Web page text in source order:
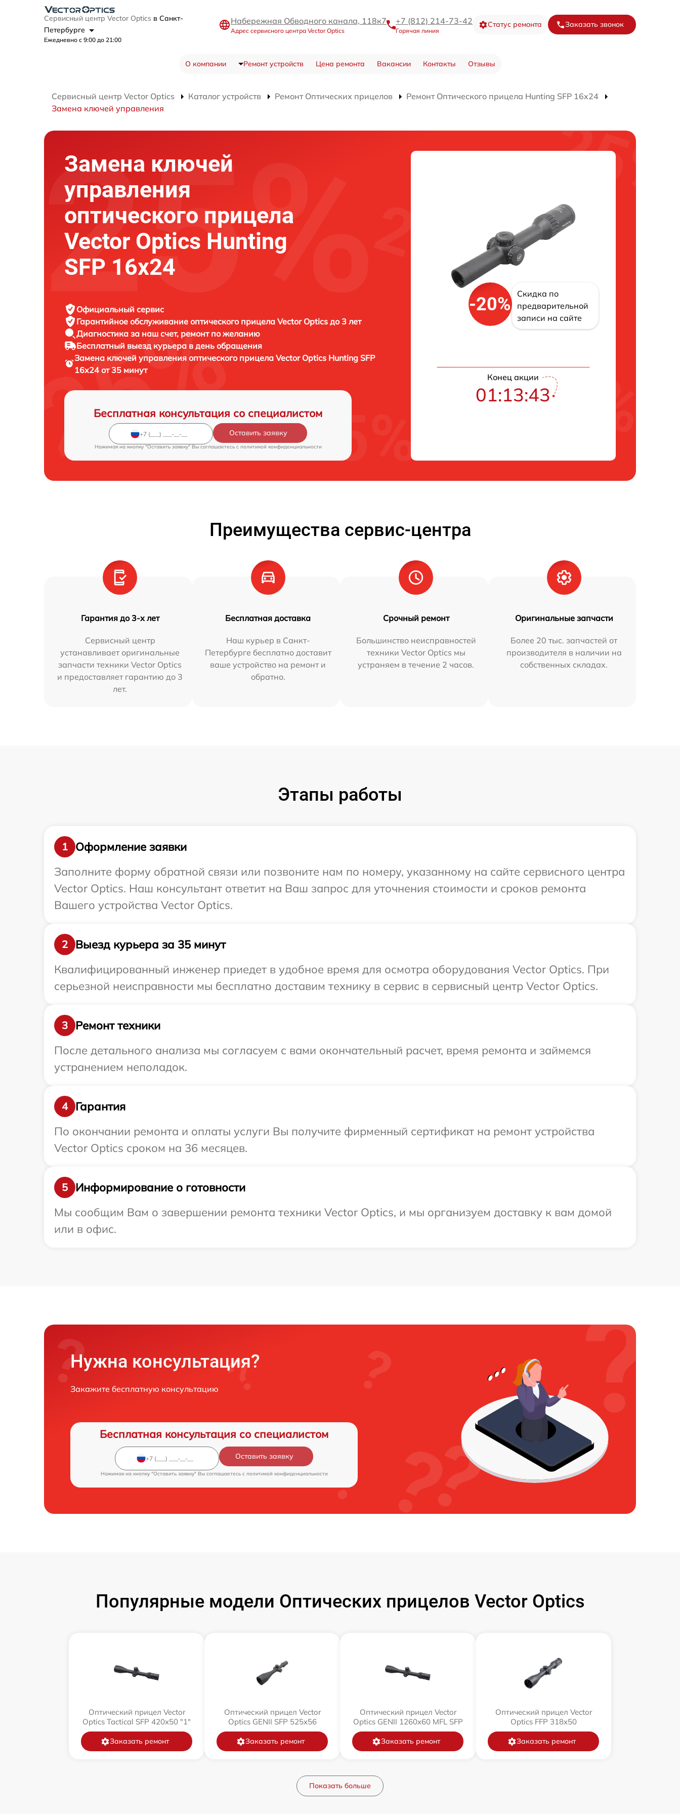
Сервисный центр Vector Optics в Санкт-
Петербурге
Ежедневно с 9:00 до 21:00
Набережная Обводного канала, 118к7
Адрес сервисного центра Vector Optics
+7 (812) 214-73-42
Горячая линия
Статус ремонта Заказать звонок
О компании Ремонт устройств Цена ремонта Вакансии Контакты Отзывы
Сервисный центр Vector Optics Каталог устройств Ремонт Оптических прицелов
Ремонт Оптического прицела Hunting SFP 16x24
Замена ключей управления
Замена ключей
управления
оптического прицела
Vector Optics Hunting
SFP 16x24
Официальный сервис
Гарантийное обслуживание оптического прицела Vector Optics до 3 лет
Диагностика за наш счет, ремонт по желанию
Бесплатный выезд курьера в день обращения
Замена ключей управления оптического прицелаVector Optics Hunting SFP
16x24 от 35 минут
Бесплатная консультация со специалистом
Оставить заявку
Нажимая на кнопку "Оставить заявку" Вы соглашаетесь c политикой конфиденциальности
-20%
Скидка по
предварительной
записи на сайте
Конец акции
01:13:42
Преимущества сервис-центра
Гарантия до 3-х лет
Сервисный центр
устанавливает оригинальные
запчасти техники Vector Optics
и предоставляет гарантию до 3
лет.
Бесплатная доставка
Наш курьер в Санкт-
Петербурге бесплатно доставит
ваше устройство на ремонт и
обратно.
Срочный ремонт
Большинство неисправностей
техники Vector Optics мы
устраняем в течение 2 часов.
Оригинальные запчасти
Более 20 тыс. запчастей от
производителя в наличии на
собственных складах.
Этапы работы
1
Оформление заявки
Заполните форму обратной связи или позвоните нам по номеру, указанному на сайте сервисного центра
Vector Optics. Наш консультант ответит на Ваш запрос для уточнения стоимости и сроков ремонта
Вашего устройства Vector Optics.
2
Выезд курьера за 35 минут
Квалифицированный инженер приедет в удобное время для осмотра оборудования Vector Optics. При
серьезной неисправности мы бесплатно доставим технику в сервис в сервисный центр Vector Optics.
3
Ремонт техники
После детального анализа мы согласуем с вами окончательный расчет, время ремонта и займемся
устранением неполадок.
4
Гарантия
По окончании ремонта и оплаты услуги Вы получите фирменный сертификат на ремонт устройства
Vector Optics сроком на 36 месяцев.
5
Информирование о готовности
Мы сообщим Вам о завершении ремонта техники Vector Optics, и мы организуем доставку к вам домой
или в офис.
Нужна консультация?
Закажите бесплатную консультацию
Бесплатная консультация со специалистом
Оставить заявку
Нажимая на кнопку "Оставить заявку" Вы соглашаетесь c политикой конфиденциальности
Популярные модели Оптических прицелов Vector Optics
Оптический прицел Vector
Optics Tactical SFP 420x50 "1"
Заказать ремонт
Оптический прицел Vector
Optics GENII SFP 525x56
Заказать ремонт
Оптический прицел Vector
Optics GENII 1260x60 MFL SFP
Заказать ремонт
Оптический прицел Vector
Optics FFP 318x50
Заказать ремонт
Показать больше